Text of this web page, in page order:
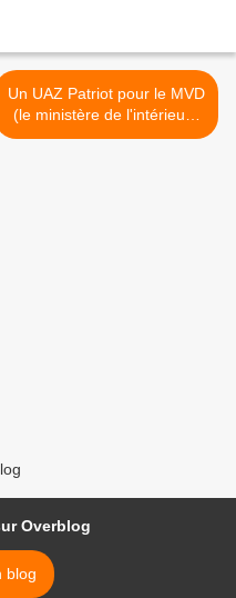
Un UAZ Patriot pour le MVD
(le ministère de l'intérieur).
>
Overblog
blog